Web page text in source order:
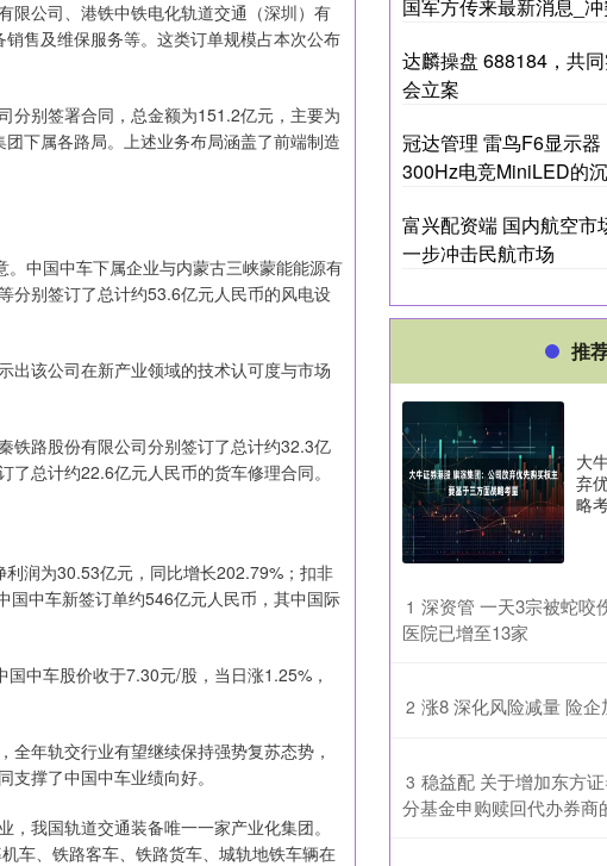
限公司、港铁中铁电化轨道交通（深圳）有
售及维保服务等。这类订单规模占本次公布
分别签署合同，总金额为151.2亿元，主要为
下属各路局。上述业务布局涵盖了前端制造
。中国中车下属企业与内蒙古三峡蒙能能源有
分别签订了总计约53.6亿元人民币的风电设
出该公司在新产业领域的技术认可度与市场
铁路股份有限公司分别签订了总计约32.3亿
总计约22.6亿元人民币的货车修理合同。
润为30.53亿元，同比增长202.79%；扣非
中车新签订单约546亿元人民币，其中国际
中车股价收于7.30元/股，当日涨1.25%，
年轨交行业有望继续保持强势复苏态势，
撑了中国中车业绩向好。
我国轨道交通装备唯一一家产业化集团。
车、铁路客车、铁路货车、城轨地铁车辆在
国军方传来最新消息_
达麟操盘 688184，共
会立案
冠达管理 雷鸟F6显示
300Hz电竞MiniLED的
富兴配资端 国内航空市
一步冲击民航市场
推
大
弃
略
1 深资管 一天3宗被蛇咬
医院已增至13家
2 涨8 深化风险减量 险
3 稳益配 关于增加东方
分基金申购赎回代办券商